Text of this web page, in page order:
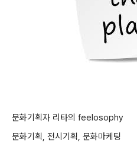
문화기획자 리타의 feelosophy
문화기획, 전시기획, 문화마케팅